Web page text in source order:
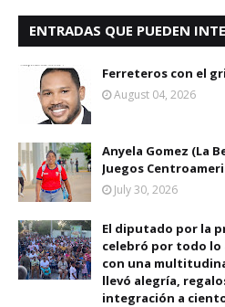
ENTRADAS QUE PUEDEN
Ferreteros con el
August 04, 2026
Anyela Gomez (La
Juegos
July 30, 2026
El diputado por la
celebró por todo lo
con una
llevó alegría,
integración a